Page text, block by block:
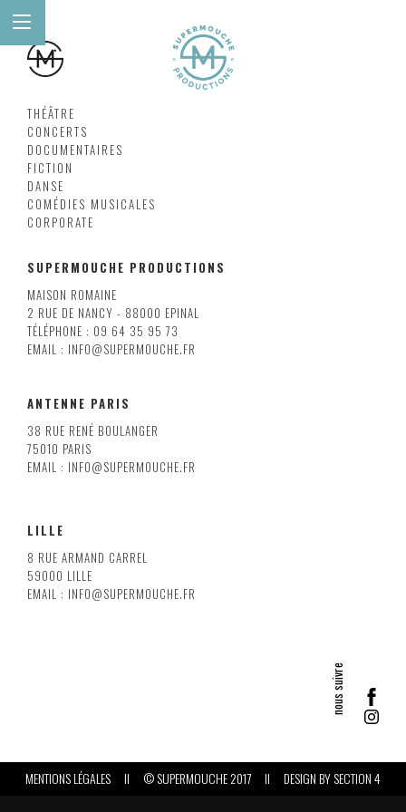
THÉÂTRE
CONCERTS
DOCUMENTAIRES
FICTION
DANSE
COMÉDIES MUSICALES
CORPORATE
SUPERMOUCHE PRODUCTIONS
MAISON ROMAINE
2 RUE DE NANCY - 88000 EPINAL
TÉLÉPHONE : 09 64 35 95 73
EMAIL : INFO@SUPERMOUCHE.FR
ANTENNE PARIS
38 RUE RENÉ BOULANGER
75010 PARIS
EMAIL : INFO@SUPERMOUCHE.FR
LILLE
8 RUE ARMAND CARREL
59000 LILLE
EMAIL : INFO@SUPERMOUCHE.FR
MENTIONS LÉGALES II © SUPERMOUCHE 2017 II DESIGN BYSECTION 4